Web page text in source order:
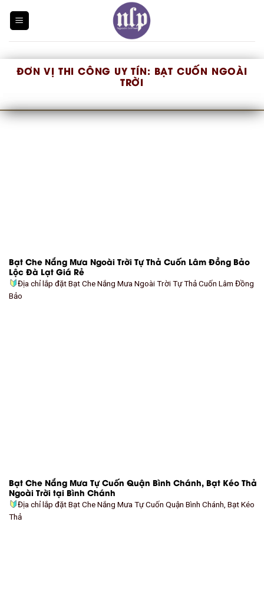
ĐƠN VỊ THI CÔNG UY TÍN: BẠT CUỐN NGOÀI
TRỜI
Bạt Che Nắng Mưa Ngoài Trời Tự Thả Cuốn Lâm Đồng Bảo
Lộc Đà Lạt Giá Rẻ
Địa chỉ lắp đặt Bạt Che Nắng Mưa Ngoài Trời Tự Thả Cuốn Lâm Đồng
Bảo
Bạt Che Nắng Mưa Tự Cuốn Quận Bình Chánh, Bạt Kéo Thả
Ngoài Trời tại Bình Chánh
Địa chỉ lắp đặt Bạt Che Nắng Mưa Tự Cuốn Quận Bình Chánh, Bạt Kéo
Thả